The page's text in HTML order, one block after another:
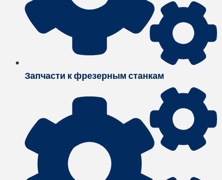
Запчасти к фрезерным станкам